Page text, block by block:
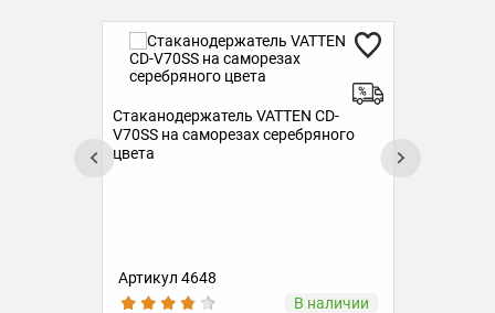
Стаканодержатель VATTEN CD-
V70SS на саморезах серебряного
цвета
Артикул 4648
В наличии